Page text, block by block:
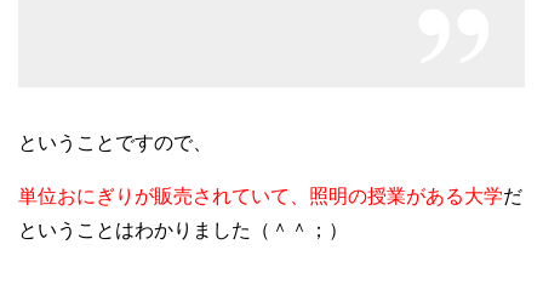
ということですので、
単位おにぎりが販売されていて、照明の授業がある大学だ
ということはわかりました（＾＾；）